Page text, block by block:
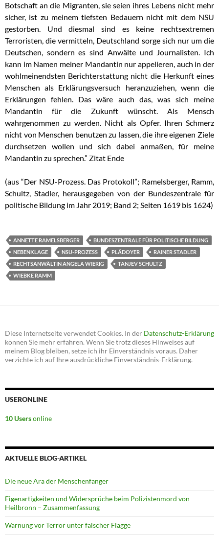
Botschaft an die Migranten, sie seien ihres Lebens nicht mehr
sicher, ist zu meinem tiefsten Bedauern nicht mit dem NSU
gestorben. Und diesmal sind es keine rechtsextremen
Terroristen, die vermitteln, Deutschland sorge sich nur um die
Deutschen, sondern es sind Anwälte und Journalisten. Ich
kann im Namen meiner Mandantin nur appelieren, auch in der
wohlmeinendsten Berichterstattung nicht die Herkunft eines
Menschen als Erklärungsversuch heranzuziehen, wenn die
Erklärungen fehlen. Das wäre auch das, was sich meine
Mandantin für die Zukunft wünscht. Als Mensch
wahrgenommen zu werden. Nicht als Opfer. Ihren Schmerz
nicht von Menschen benutzen zu lassen, die ihre eigenen Ziele
durchsetzen wollen und sich dabei anmaßen, für meine
Mandantin zu sprechen.” Zitat Ende
(aus “Der NSU-Prozess. Das Protokoll”; Ramelsberger, Ramm,
Schultz, Stadler, herausgegeben von der Bundeszentrale für
politische Bildung im Jahr 2019; Band 2; Seiten 1619 bis 1624)
ANNETTE RAMELSBERGER
BUNDESZENTRALE FÜR POLITISCHE BILDUNG
NEBENKLAGE
NSU-PROZESS PLÄDOYER
RAINER STADLER
RECHTSANWÄLTIN ANGELA WIERIG
TANJEV SCHULTZ
WIEBKE RAMM
Diese Internetseite verwendet Cookies. In der Datenschutz-Erklärung
können Sie mehr erfahren. Wenn Sie trotz dieses Hinweises auf
meinem Blog bleiben, setze ich ihr Einverständnis voraus. Daher
verzichte ich auf Ihre ausdrückliche Einverständnis-Erklärung.
USERONLINE
10 Usersonline
AKTUELLE BLOG-ARTIKEL
Die neue Ära der Menschenfänger
Eigenartigkeiten und Widersprüche beim Polizistenmord von
Heilbronn – Zusammenfassung
Warnung vor Terror unter falscher Flagge